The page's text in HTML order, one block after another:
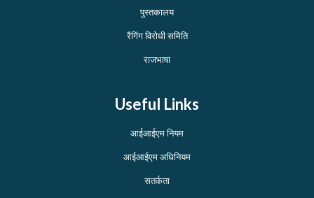
पुस्तकालय
रैगिंग विरोधी समिति
राजभाषा
Useful Links
आईआईएम नियम
आईआईएम अधिनियम
सतर्कता